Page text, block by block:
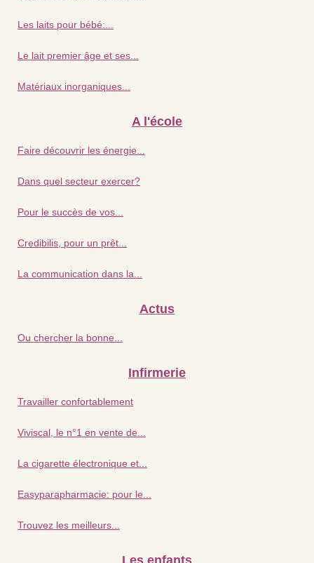
Les laits pour bébé:...
Le lait premier âge et ses...
Matériaux inorganiques...
A l'école
Faire découvrir les énergie...
Dans quel secteur exercer?
Pour le succès de vos...
Credibilis, pour un prêt...
La communication dans la...
Actus
Ou chercher la bonne...
Infirmerie
Travailler confortablement
Viviscal, le n°1 en vente de...
La cigarette électronique et...
Easyparapharmacie: pour le...
Trouvez les meilleurs...
Les enfants